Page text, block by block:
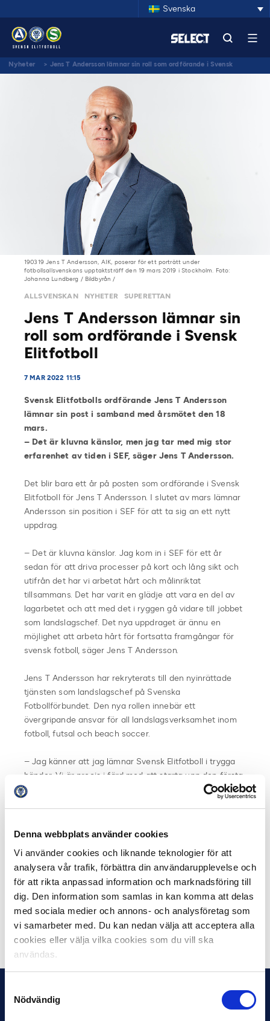
Denna webbplats använder cookies
Vi använder cookies och liknande teknologier för att
analysera vår trafik, förbättra din användarupplevelse och
för att rikta anpassad information och marknadsföring till
dig. Den information som samlas in kan komma att delas
med sociala medier och annons- och analysföretag som
vi samarbeter med. Du kan nedan välja att acceptera alla
cookies eller välja vilka cookies som du vill ska
användas.
Nödvändig
Svenska
Nyheter > Jens T Andersson lämnar sin roll som ordförande i Svensk
190319 Jens T Andersson, AIK, poserar för ett porträtt under
fotbollsallsvenskans upptaktsträff den 19 mars 2019 i Stockholm. Foto:
Johanna Lundberg / Bildbyrån /
ALLSVENSKAN NYHETER SUPERETTAN
Jens T Andersson lämnar sin
roll som ordförande i Svensk
Elitfotboll
7 MAR 2022 11:15
Svensk Elitfotbolls ordförande Jens T Andersson
lämnar sin post i samband med årsmötet den 18
mars.
– Det är kluvna känslor, men jag tar med mig stor
erfarenhet av tiden i SEF, säger Jens T Andersson.
Det blir bara ett år på posten som ordförande i Svensk
Elitfotboll för Jens T Andersson. I slutet av mars lämnar
Andersson sin position i SEF för att ta sig an ett nytt
uppdrag.
– Det är kluvna känslor. Jag kom in i SEF för ett år
sedan för att driva processer på kort och lång sikt och
utifrån det har vi arbetat hårt och målinriktat
tillsammans. Det har varit en glädje att vara en del av
lagarbetet och att med det i ryggen gå vidare till jobbet
som landslagschef. Det nya uppdraget är ännu en
möjlighet att arbeta hårt för fortsatta framgångar för
svensk fotboll, säger Jens T Andersson.
Jens T Andersson har rekryterats till den nyinrättade
tjänsten som landslagschef på Svenska
Fotbollförbundet. Den nya rollen innebär ett
övergripande ansvar för all landslagsverksamhet inom
fotboll, futsal och beach soccer.
– Jag känner att jag lämnar Svensk Elitfotboll i trygga
händer. Vi är precis i färd med att starta upp den första
normala säsongen på tre år och det finns mycket bra
En ny ordförande kommer inte att hinnas ta fram till
extra årsmöte under våren. Tills vidare kommer vice
ordförande, just nu Henrik Berggren, Djurgårdens IF, att
ta över Jens T Anderssons uppgifter som ordförande i
SEF.
Dela på Twitter